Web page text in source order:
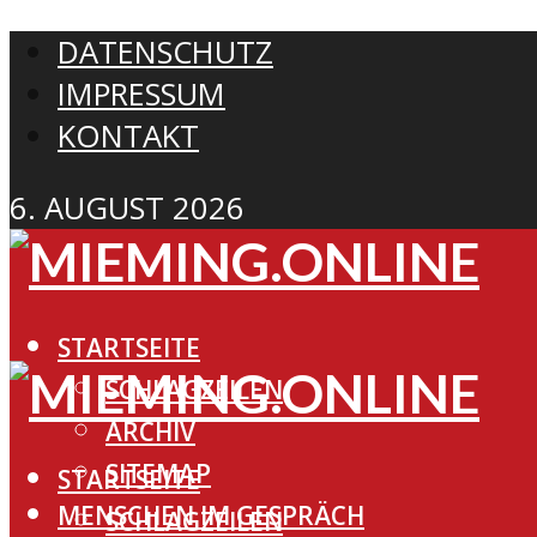
DATENSCHUTZ
IMPRESSUM
KONTAKT
6. AUGUST 2026
STARTSEITE
SCHLAGZEILEN
ARCHIV
SITEMAP
MENSCHEN IM GESPRÄCH
STARTSEITE
SCHLAGZEILEN